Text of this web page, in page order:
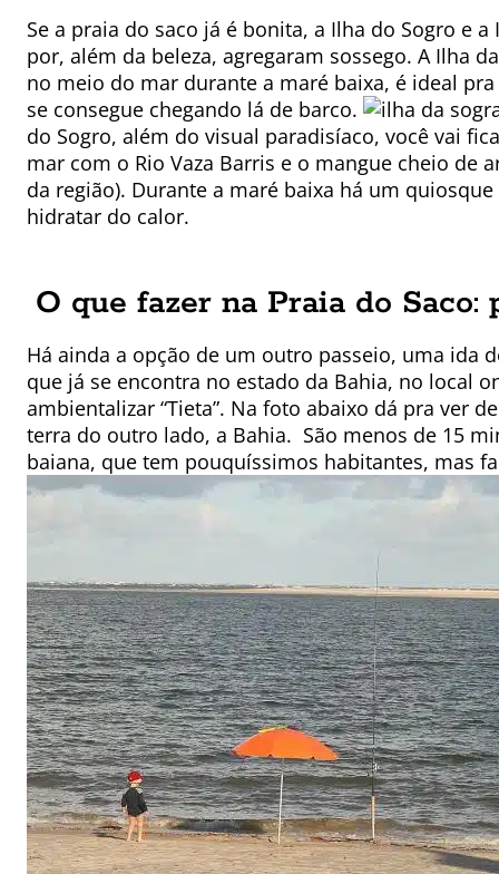
Se a praia do saco já é bonita, a Ilha do Sogro e
por, além da beleza, agregaram sossego. A Ilha
no meio do mar durante a maré baixa, é ideal
se consegue chegando lá de barco.
do Sogro, além do visual paradisíaco, você vai
mar com o Rio Vaza Barris e o mangue cheio de
da região). Durante a maré baixa há um
hidratar do calor.
O que fazer na Praia do Saco:
Há ainda a opção de um outro passeio, uma ida
que já se encontra no estado da Bahia, no local
ambientalizar “Tieta”. Na foto abaixo dá pra ver
terra do outro lado, a Bahia. São menos de 15
baiana, que tem pouquíssimos habitantes, mas